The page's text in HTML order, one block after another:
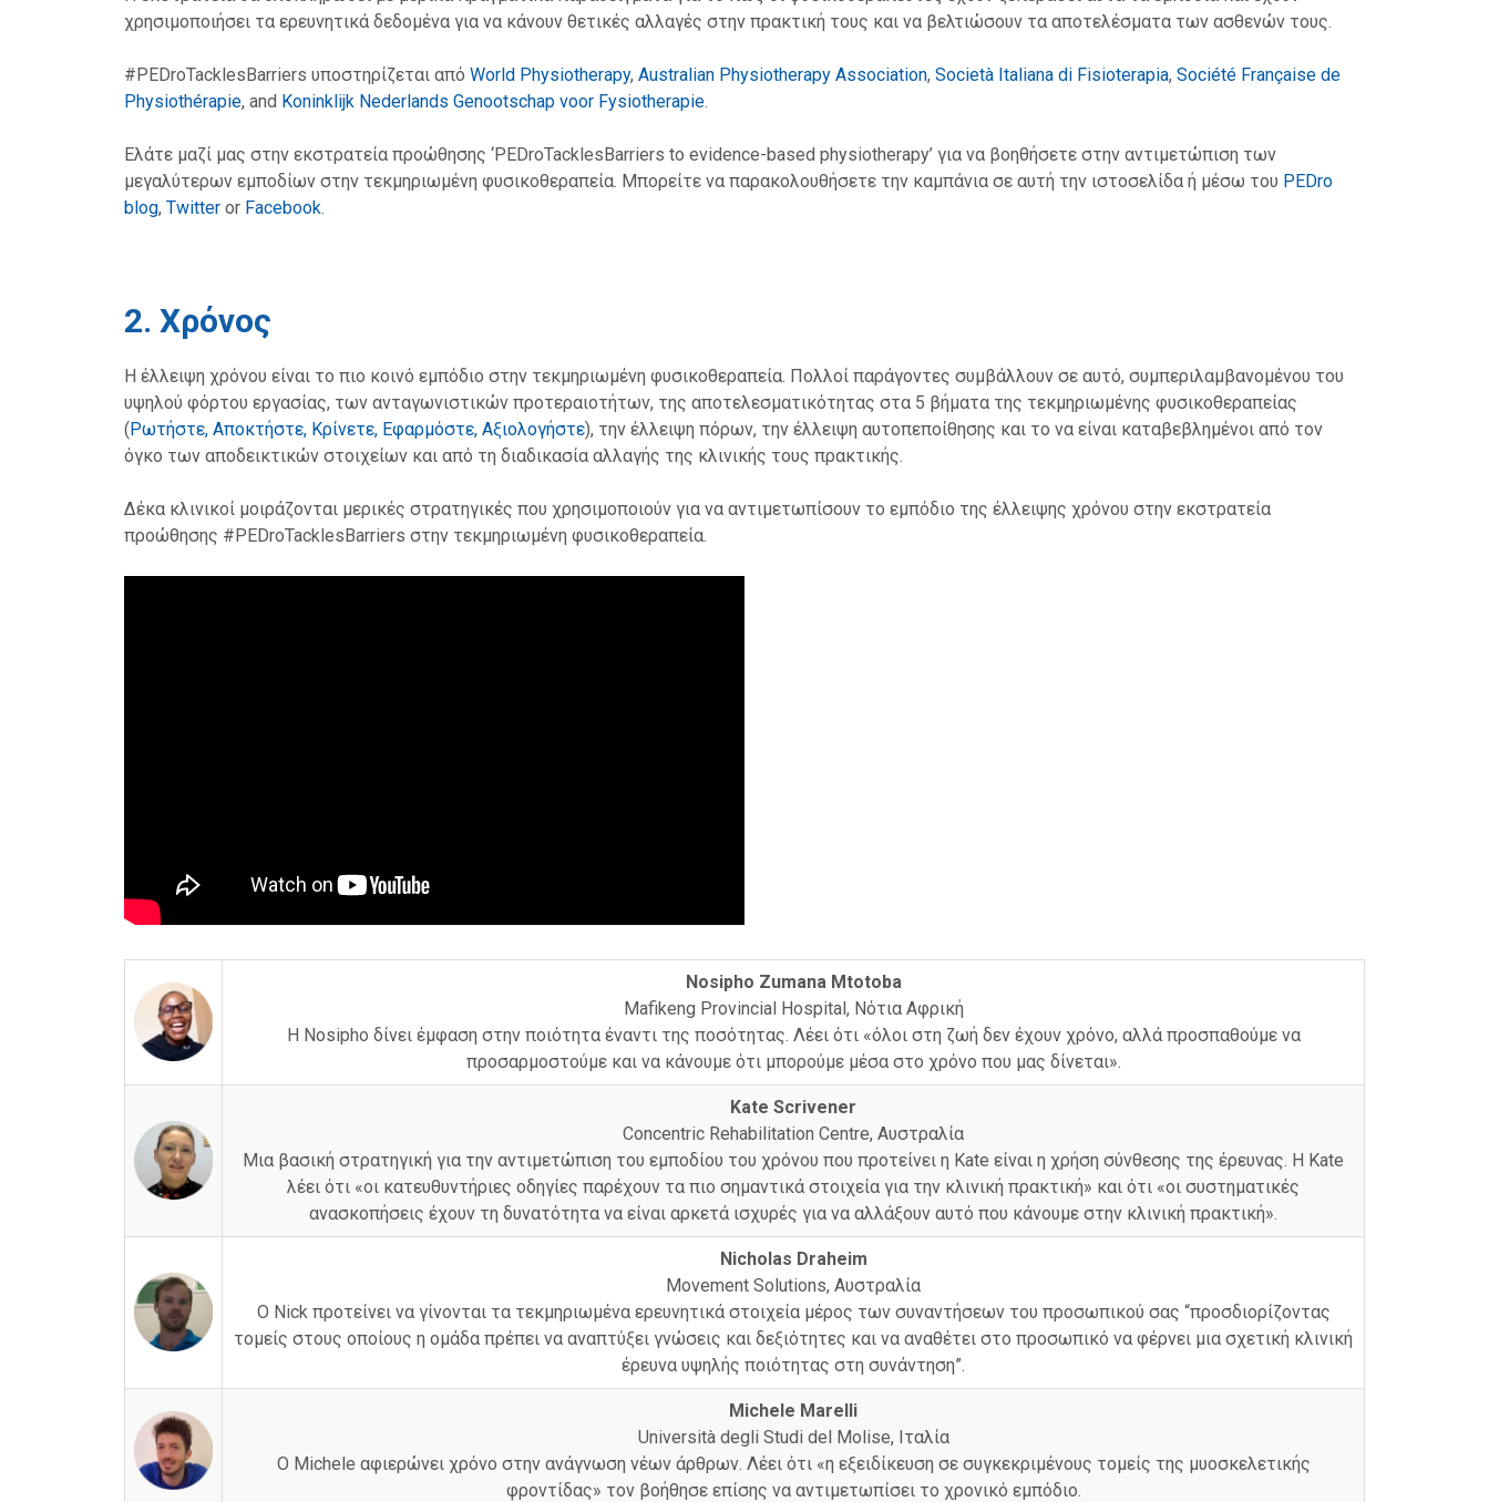
χρησιμοποιήσει τα ερευνητικά δεδομένα για να κάνουν θετικές αλλαγές στην πρακτική τους και να βελτιώσουν τα αποτελέσματα των ασθενών τους.
#PEDroTacklesBarriers υποστηρίζεται από World Physiotherapy, Australian Physiotherapy Association, Società Italiana di Fisioterapia, Société Française de
Physiothérapie, and Koninklijk Nederlands Genootschap voor Fysiotherapie.
Ελάτε μαζί μας στην εκστρατεία προώθησης ‘PEDroTacklesBarriers to evidence-based physiotherapy’ για να βοηθήσετε στην αντιμετώπιση των
μεγαλύτερων εμποδίων στην τεκμηριωμένη φυσικοθεραπεία. Μπορείτε να παρακολουθήσετε την καμπάνια σε αυτή την ιστοσελίδα ή μέσω του PEDro
blog, Twitter or Facebook.
2. Χρόνος
Η έλλειψη χρόνου είναι το πιο κοινό εμπόδιο στην τεκμηριωμένη φυσικοθεραπεία. Πολλοί παράγοντες συμβάλλουν σε αυτό, συμπεριλαμβανομένου του
υψηλού φόρτου εργασίας, των ανταγωνιστικών προτεραιοτήτων, της αποτελεσματικότητας στα 5 βήματα της τεκμηριωμένης φυσικοθεραπείας
(Ρωτήστε, Αποκτήστε, Κρίνετε, Εφαρμόστε, Αξιολογήστε), την έλλειψη πόρων, την έλλειψη αυτοπεποίθησης και το να είναι καταβεβλημένοι από τον
όγκο των αποδεικτικών στοιχείων και από τη διαδικασία αλλαγής της κλινικής τους πρακτικής.
Δέκα κλινικοί μοιράζονται μερικές στρατηγικές που χρησιμοποιούν για να αντιμετωπίσουν το εμπόδιο της έλλειψης χρόνου στην εκστρατεία
προώθησης #PEDroTacklesBarriers στην τεκμηριωμένη φυσικοθεραπεία.
Nosipho Zumana Mtotoba
Mafikeng Provincial Hospital, Νότια Αφρική
Η Nosipho δίνει έμφαση στην ποιότητα έναντι της ποσότητας. Λέει ότι «όλοι στη ζωή δεν έχουν χρόνο, αλλά προσπαθούμε να
προσαρμοστούμε και να κάνουμε ότι μπορούμε μέσα στο χρόνο που μας δίνεται».
Kate Scrivener
Concentric Rehabilitation Centre, Αυστραλία
Μια βασική στρατηγική για την αντιμετώπιση του εμποδίου του χρόνου που προτείνει η Kate είναι η χρήση σύνθεσης της έρευνας. Η Kate
λέει ότι «οι κατευθυντήριες οδηγίες παρέχουν τα πιο σημαντικά στοιχεία για την κλινική πρακτική» και ότι «οι συστηματικές
ανασκοπήσεις έχουν τη δυνατότητα να είναι αρκετά ισχυρές για να αλλάξουν αυτό που κάνουμε στην κλινική πρακτική».
Nicholas Draheim
Movement Solutions, Αυστραλία
Ο Nick προτείνει να γίνονται τα τεκμηριωμένα ερευνητικά στοιχεία μέρος των συναντήσεων του προσωπικού σας “προσδιορίζοντας
τομείς στους οποίους η ομάδα πρέπει να αναπτύξει γνώσεις και δεξιότητες και να αναθέτει στο προσωπικό να φέρνει μια σχετική κλινική
έρευνα υψηλής ποιότητας στη συνάντηση”.
Michele Marelli
Università degli Studi del Molise, Ιταλία
Ο Michele αφιερώνει χρόνο στην ανάγνωση νέων άρθρων. Λέει ότι «η εξειδίκευση σε συγκεκριμένους τομείς της μυοσκελετικής
φροντίδας» τον βοήθησε επίσης να αντιμετωπίσει το χρονικό εμπόδιο.